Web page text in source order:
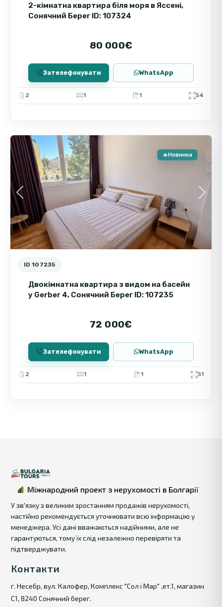
2-кімнатна квартира біля моря в Яссені,
Сонячний Берег ID: 107324
80 000€
Зателефонувати WhatsApp
2 1 1 54
Previous Next
🔥Новинка
ID 107235
Двокімнатна квартира з видом на басейн
у Gerber 4, Сонячний Берег ID: 107235
72 000€
Зателефонувати WhatsApp
2 1 1 51
Міжнародний проект з нерухомості в Болгарії
У зв'язку з великим зростанням продажів нерухомості,
настійно рекомендується уточнювати всю інформацію у
менеджера. Усі дані вважаються надійними, але не
гарантуються, тому їх слід незалежно перевіряти та
підтверджувати.
Контакти
г. Несебр, вул. Калофер, Комплекс "Сол і Мар" ,ет.1, магазин
С1, 8240 Сонячний берег.